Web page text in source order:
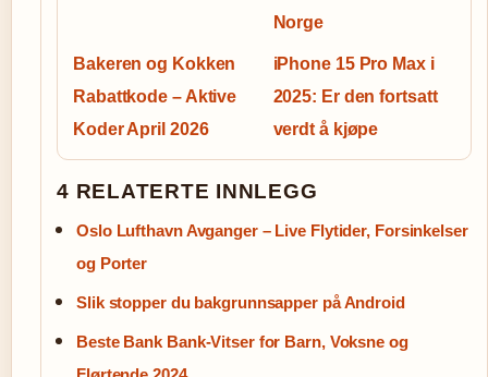
Norge
Bakeren og Kokken
Rabattkode – Aktive
Koder April 2026
iPhone 15 Pro Max i
2025: Er den fortsatt
verdt å kjøpe
4 RELATERTE INNLEGG
Oslo Lufthavn Avganger – Live Flytider, Forsinkelser
og Porter
Slik stopper du bakgrunnsapper på Android
Beste Bank Bank-Vitser for Barn, Voksne og